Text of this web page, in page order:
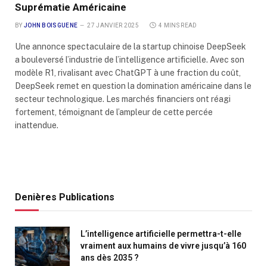
Suprématie Américaine
BY JOHN BOISGUENE 27 JANVIER 2025 4 MINS READ
Une annonce spectaculaire de la startup chinoise DeepSeek
a bouleversé l’industrie de l’intelligence artificielle. Avec son
modèle R1, rivalisant avec ChatGPT à une fraction du coût,
DeepSeek remet en question la domination américaine dans le
secteur technologique. Les marchés financiers ont réagi
fortement, témoignant de l’ampleur de cette percée
inattendue.
Denières Publications
L’intelligence artificielle permettra-t-elle
vraiment aux humains de vivre jusqu’à 160
ans dès 2035 ?